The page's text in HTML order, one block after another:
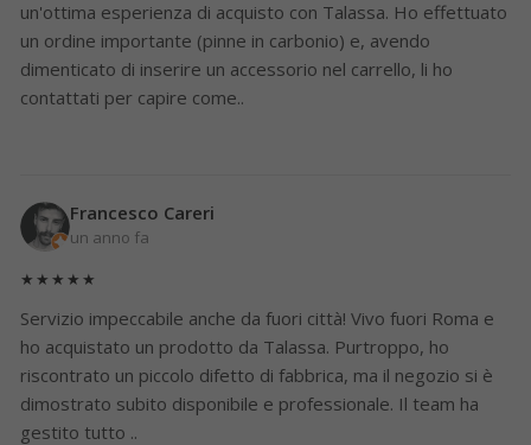
un'ottima esperienza di acquisto con Talassa. Ho effettuato
un ordine importante (pinne in carbonio) e, avendo
dimenticato di inserire un accessorio nel carrello, li ho
contattati per capire come..
Francesco Careri
un anno fa
★★★★★
Servizio impeccabile anche da fuori città! Vivo fuori Roma e
ho acquistato un prodotto da Talassa. Purtroppo, ho
riscontrato un piccolo difetto di fabbrica, ma il negozio si è
dimostrato subito disponibile e professionale. Il team ha
gestito tutto ..